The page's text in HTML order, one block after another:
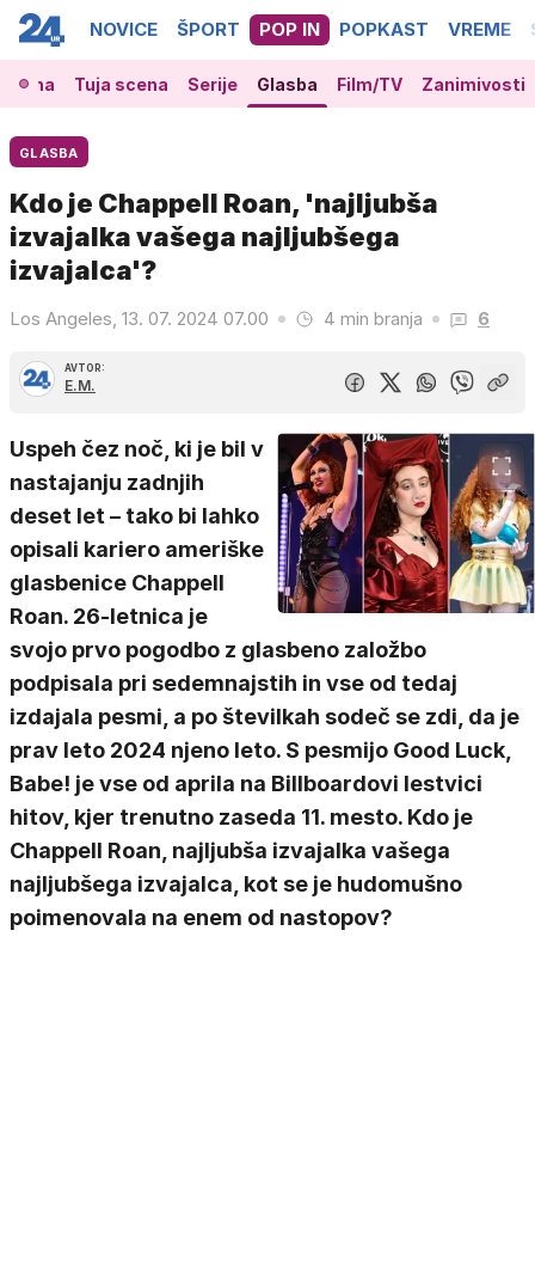
NOVICE ŠPORT POP IN POPKAST VREME
Tuja scena Serije Glasba Film/TV Zanimivosti
GLASBA
Kdo je Chappell Roan, 'najljubša
izvajalka vašega najljubšega
izvajalca'?
Los Angeles, 13. 07. 2024 07.00 4 min branja 6
AVTOR:
E.M.
Uspeh čez noč, ki je bil v
nastajanju zadnjih
deset let – tako bi lahko
opisali kariero ameriške
glasbenice Chappell
Roan. 26-letnica je
svojo prvo pogodbo z glasbeno založbo
podpisala pri sedemnajstih in vse od tedaj
izdajala pesmi, a po številkah sodeč se zdi, da je
prav leto 2024 njeno leto. S pesmijo Good Luck,
Babe! je vse od aprila na Billboardovi lestvici
hitov, kjer trenutno zaseda 11. mesto. Kdo je
Chappell Roan, najljubša izvajalka vašega
najljubšega izvajalca, kot se je hudomušno
poimenovala na enem od nastopov?